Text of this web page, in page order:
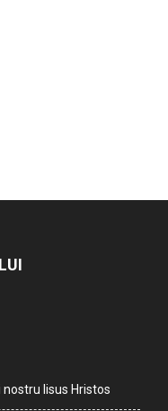
nostru Iisus Hristos